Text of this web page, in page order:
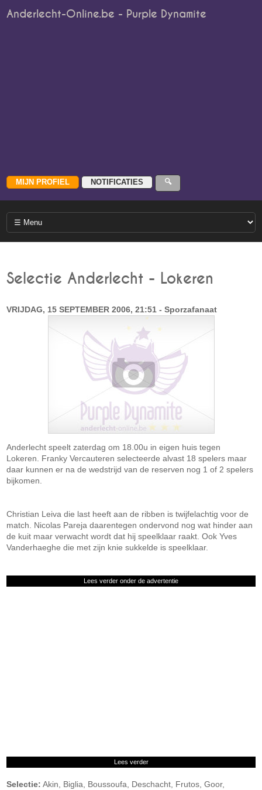
Anderlecht-Online.be - Purple Dynamite
Selectie Anderlecht - Lokeren
VRIJDAG, 15 SEPTEMBER 2006, 21:51 - Sporzafanaat
Anderlecht speelt zaterdag om 18.00u in eigen huis tegen
Lokeren. Franky Vercauteren selecteerde alvast 18 spelers maar
daar kunnen er na de wedstrijd van de reserven nog 1 of 2 spelers
bijkomen.
Christian Leiva die last heeft aan de ribben is twijfelachtig voor de
match. Nicolas Pareja daarentegen ondervond nog wat hinder aan
de kuit maar verwacht wordt dat hij speelklaar raakt. Ook Yves
Vanderhaeghe die met zijn knie sukkelde is speelklaar.
Lees verder onder de advertentie
Lees verder
Selectie: Akin, Biglia, Boussoufa, Deschacht, Frutos, Goor,